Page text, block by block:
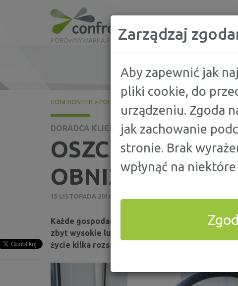
Zarządzaj
Aby zapewnić jak
pliki cookie, do
urządzeniu. Zgoda
jak zachowanie
stronie. Brak
wpłynąć na
PORÓWNYWARKA FINANSOWA
CONFRONTER > PORADY
DORADCA KLIENTA
OSZCZĘDZANIE
OBNIŻYĆ
15 LISTOPADA 2016
Każde gospodarstwo domowe zużywa
zbyt wysokie lub w ostatnim czasie spotkałeś
życie kilka rozsądnych zasad, które pomogą Ci